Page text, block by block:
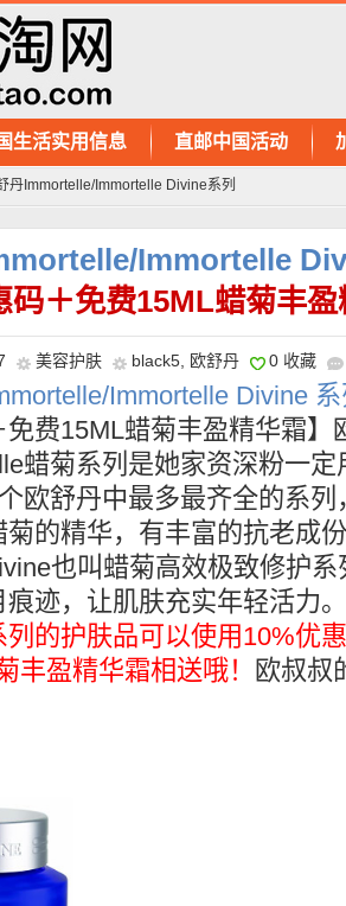
生活实用信息 直邮中国活动
丹Immortelle/Immortelle Divine系列
Immortelle
码＋免费15ML蜡菊丰
美容护肤 black5 欧舒丹 0 收藏
Immortelle Divine
免费15ML蜡菊丰盈精华霜】
蜡菊系列是她家资深粉一定
欧舒丹中最多最齐全的系列
菊的精华，有丰富的抗老成
也叫蜡菊高效极致修护系
迹，让肌肤充实年轻活力。
列的护肤品可以使用10%优
丰盈精华霜相送哦！
欧叔叔